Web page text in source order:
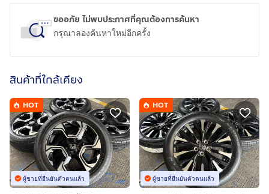
ขออภัย ไม่พบประกาศที่คุณต้องการค้นหา
กรุณาลองค้นหาใหม่อีกครั้ง
สินค้าที่ใกล้เคียง
HOT
ผู้ขายที่ยืนยันตัวตนแล้ว
HOT
ผู้ขายที่ยืนยันตัวตนแล้ว